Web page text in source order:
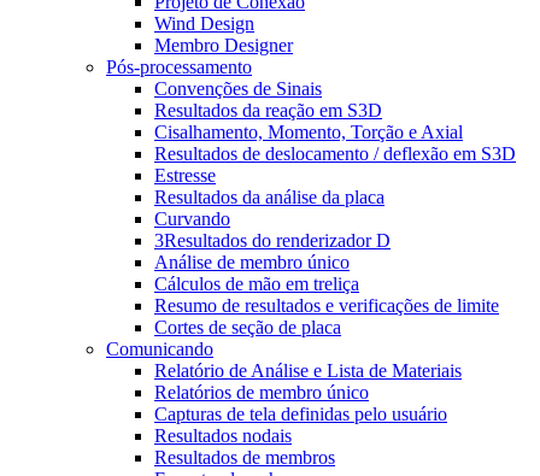
Wind Design
Membro Designer
Pós-processamento
Convenções de Sinais
Resultados da reação em S3D
Cisalhamento, Momento, Torção e Axial
Resultados de deslocamento / deflexão em S3D
Estresse
Resultados da análise da placa
Curvando
3Resultados do renderizador D
Análise de membro único
Cálculos de mão em treliça
Resumo de resultados e verificações de limite
Cortes de seção de placa
Comunicando
Relatório de Análise e Lista de Materiais
Relatórios de membro único
Capturas de tela definidas pelo usuário
Resultados nodais
Resultados de membros